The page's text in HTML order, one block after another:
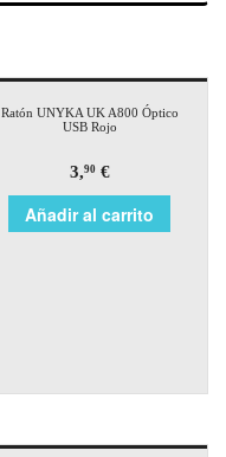
Ratón UNYKA UK A800 Óptico
USB Rojo
3,90€
Añadir al carrito